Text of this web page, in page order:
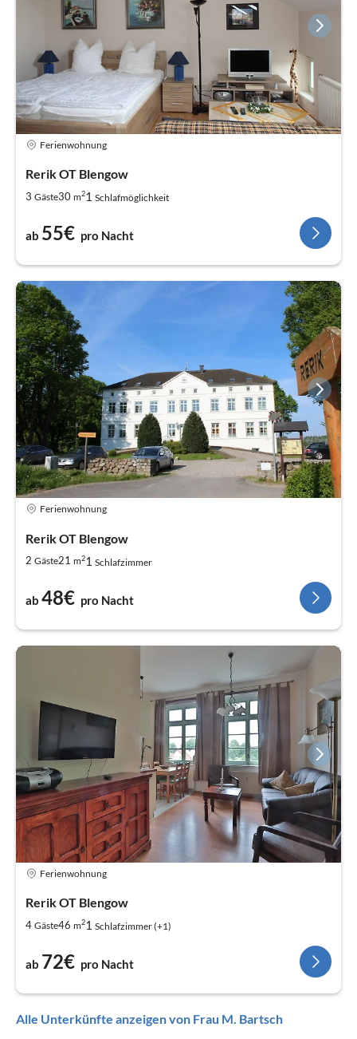
Ferienwohnung
Rerik OT Blengow
3 Gäste30 m21 Schlafmöglichkeit
ab 55€ pro Nacht
Ferienwohnung
Rerik OT Blengow
2 Gäste21 m21 Schlafzimmer
ab 48€ pro Nacht
Ferienwohnung
Rerik OT Blengow
4 Gäste46 m21 Schlafzimmer (+1)
ab 72€ pro Nacht
Alle Unterkünfte anzeigen von Frau M. Bartsch